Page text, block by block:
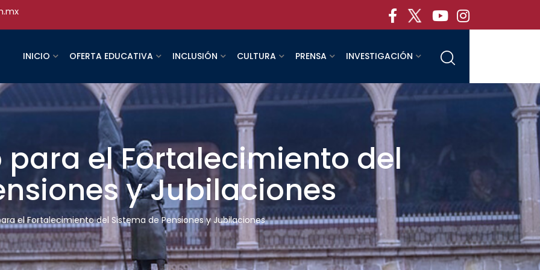
INICIO OFERTA EDUCATIVA INCLUSIÓN CULTURA PRENSA INVESTIGACIÓN
para el Fortalecimiento del
y Jubilaciones
el Fortalecimiento del Sistema de Pensiones y Jubilaciones